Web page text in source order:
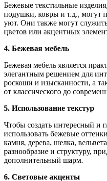
Бежевые текстильные
подушки, ковры и т.д., могут
уют. Они также могут
цветов или акцентных
4. Бежевая мебель
Бежевая мебель является
элегантным решением для
роскоши и изысканности, а
от классического до
5. Использование текстур
Чтобы создать интересный и
использовать бежевые
камня, дерева, шелка,
разнообразие и структуру,
дополнительный шарм.
6. Световые акценты